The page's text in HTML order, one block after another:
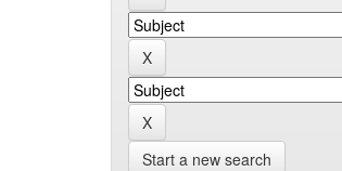
Start a new search